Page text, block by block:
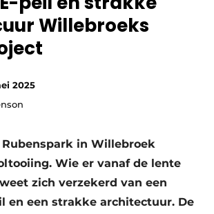
Willebroeks
2025
in Willebroek
Wie er vanaf de lente
zich verzekerd van een
en een strakke architectuur. De